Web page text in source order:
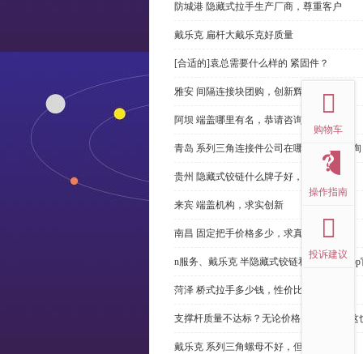
防城港 隐藏式拉手生产厂商，尊重客户
戴乐克 扁杆大戴乐克好质量
[合适的]袁总需要什么样的 紧固件？
雅安 间隔连接块团购，创新辉煌
阿坝 端盖哪里有名，恭请咨询
青岛 系列三角连接件公司在哪里，免费咨询
贵州 隐藏式铰链什么牌子好，恭请来电
来宾 端盖机构，求实创新
南昌 固定把手价格多少，求真务实
n服务、戴乐克 半隐藏式铰链和米乐体育
菏泽 桥式拉手多少钱，性价比高
支撑杆质量不达标？无论价格多么便宜，这
戴乐克 系列三角螺母不好，但更好
top
购物车
操作指南
投诉建议